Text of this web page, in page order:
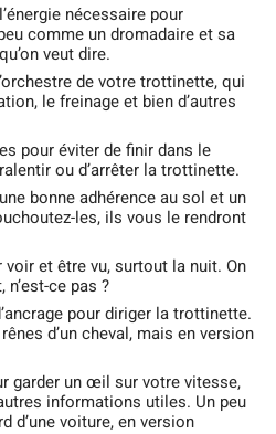
nécessaire pour
comme un dromadaire et sa
veut dire.
de votre trottinette, qui
le freinage et bien d’autres
pour éviter de finir dans le
ou d’arrêter la trottinette.
bonne adhérence au sol et un
les, ils vous le rendront
voir et être vu, surtout la nuit. On
n’est-ce pas ?
pour diriger la trottinette.
d’un cheval, mais en version
garder un œil sur votre vitesse,
informations utiles. Un peu
d’une voiture, en version